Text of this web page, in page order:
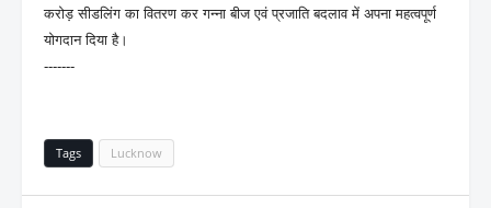
करोड़ सीडलिंग का वितरण कर गन्ना बीज एवं प्रजाति बदलाव में अपना महत्वपूर्ण
योगदान दिया है।
-------
Tags Lucknow